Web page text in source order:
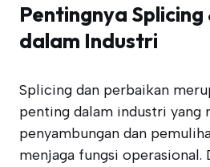
Pentingnya Splicing
dalam Industri
Splicing dan perbaikan
penting dalam industri yang
penyambungan dan
menjaga fungsi operasional.